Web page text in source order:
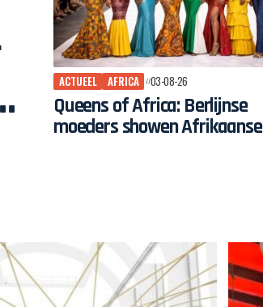
ACTUEEL AFRICA 03-08-26
Queens of Africa: Berlijnse
moeders showen Afrikaanse